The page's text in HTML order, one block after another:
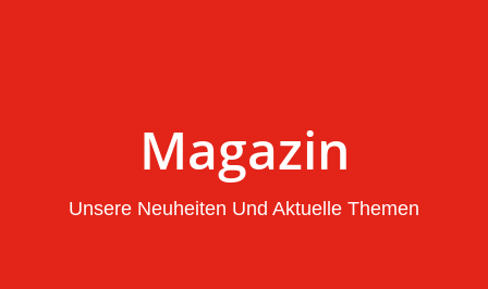
Magazin
Unsere Neuheiten Und Aktuelle Themen